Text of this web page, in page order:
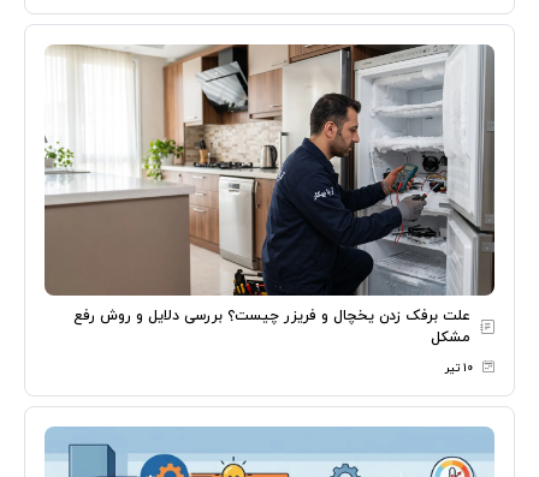
علت برفک زدن یخچال و فریزر چیست؟ بررسی دلایل و روش رفع
مشکل
۱۰ تیر